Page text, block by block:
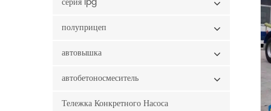
полуприцеп
автовышка
автобетоносмеситель
Тележка Конкретного Насоса